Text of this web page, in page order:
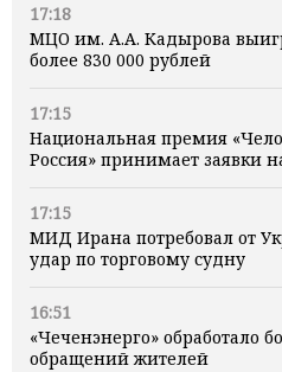
17:18
МЦО им. А.А. Кадырова
более 830 000 рублей
17:15
Национальная премия
Россия» принимает заявки
17:15
МИД Ирана потребовал от
удар по торговому судну
16:51
«Чеченэнерго» обработало
обращений жителей